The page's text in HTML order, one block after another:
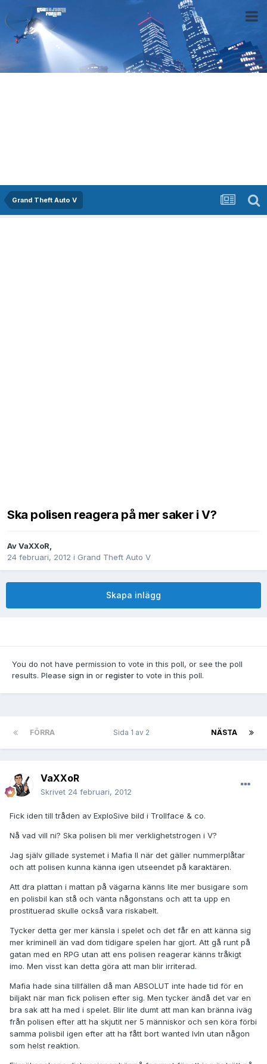
Grand Theft Auto V
Ska polisen reagera på mer saker i V?
AvVaXXoR,
24 februari, 2012 i Grand Theft Auto V
Skapa inlägg
You do not have permission to vote in this poll, or see the poll
results. Please sign in or registerto vote in this poll.
FÖRRA NÄSTA
Sida 1 av 2
VaXXoR
Skrivet 24 februari, 2012
Fick iden till tråden av ExploSive bild i Trollface & co.
Nå vad vill ni? Ska polisen bli mer verklighetstrogen i V?
Jag själv gillade systemet i Mafia II när det gäller nummerplåtar
och att polisen kunna känna igen utseendet på karaktären.
Att dra plattan i mattan på vägarna känns lite mer busigare som
en polisbil kan stå och vänta någonstans och att ta upp en
prostituerad skulle också vara riskabelt.
Tycker detta ger mer känsla i spelet och det får en att känna sig
mer kriminell än vad dom tidigare spelen har gjort. Att gå runt på
gatan med en RPG utan att ens polisen reagerar känns tråkigt
imo. Men visst kan detta göra att man blir irriterad.
Mafia hade sina tillfällen då man ABSOLUT inte hade tid för en
biljakt när man fick polisen efter sig. Men tycker ändå det var en
bra sak att ha med i spelet. Blir lite dumt att man kan bränna iväg
från polisen efter att ha skjutit ner 5 människor och sen köra förbi
samma polisbil igen efter att ha fått bort wanted lvln utan någon
som helst reaktion.